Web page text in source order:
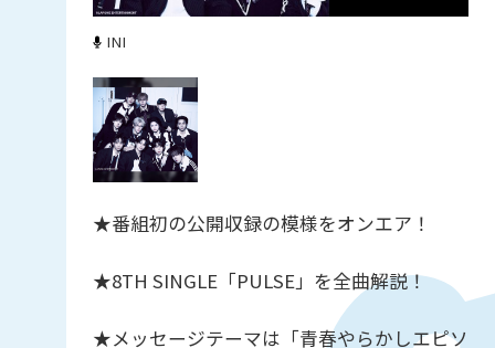
INI
★番組初の公開収録の模様をオンエア！
★8TH SINGLE「PULSE」を全曲解説！
★メッセージテーマは「青春やらかしエピソ